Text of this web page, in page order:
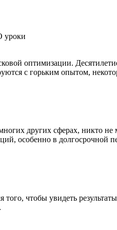
оптимизации.
с горьким опытом,
других сферах, никто не
особенно в долгосрочной
чтобы увидеть